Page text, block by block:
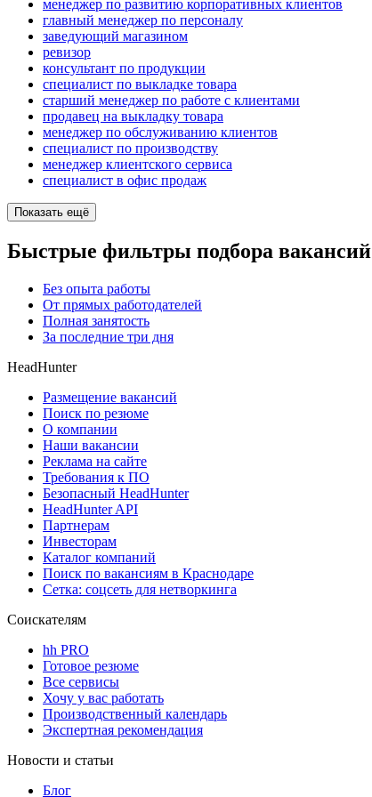
менеджер по развитию корпоративных клиентов
главный менеджер по персоналу
заведующий магазином
ревизор
консультант по продукции
специалист по выкладке товара
старший менеджер по работе с клиентами
продавец на выкладку товара
менеджер по обслуживанию клиентов
специалист по производству
менеджер клиентского сервиса
специалист в офис продаж
Показать ещё
Быстрые фильтры подбора вакансий
Без опыта работы
От прямых работодателей
Полная занятость
За последние три дня
HeadHunter
Размещение вакансий
Поиск по резюме
О компании
Наши вакансии
Реклама на сайте
Требования к ПО
Безопасный HeadHunter
HeadHunter API
Партнерам
Инвесторам
Каталог компаний
Поиск по вакансиям в Краснодаре
Сетка: соцсеть для нетворкинга
Соискателям
hh PRO
Готовое резюме
Все сервисы
Хочу у вас работать
Производственный календарь
Экспертная рекомендация
Новости и статьи
Блог